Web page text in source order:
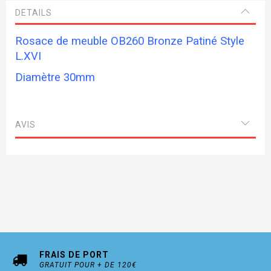
DETAILS
Rosace de meuble OB260 Bronze Patiné Style
L.XVI
Diamètre 30mm
AVIS
FRAIS DE PORT
GRATUIT POUR + DE 120€